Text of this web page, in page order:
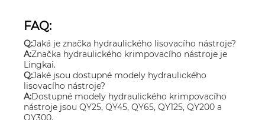
FAQ:
Q:Jaká je značka hydraulického lisovacího nástroje?
A:Značka hydraulického krimpovacího nástroje je
Lingkai.
Q:Jaké jsou dostupné modely hydraulického
lisovacího nástroje?
A:Dostupné modely hydraulického krimpovacího
nástroje jsou QY25, QY45, QY65, QY125, QY200 a
QY300.